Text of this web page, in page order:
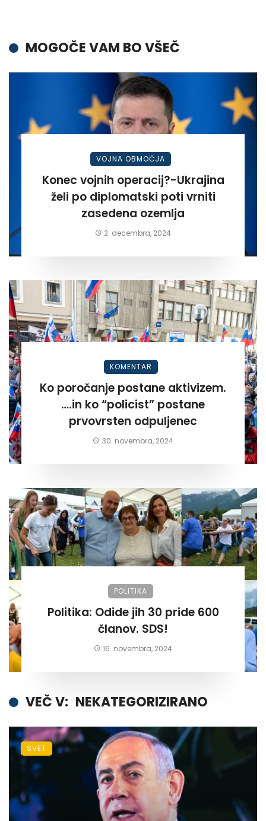
MOGOČE VAM BO VŠEČ
VOJNA OBMOČJA
Konec vojnih operacij?-Ukrajina
želi po diplomatski poti vrniti
zasedena ozemlja
2. decembra, 2024
KOMENTAR
Ko poročanje postane aktivizem.
….in ko “policist” postane
prvovrsten odpuljenec
30. novembra, 2024
POLITIKA
Politika: Odide jih 30 pride 600
članov. SDS!
16. novembra, 2024
VEČ V: NEKATEGORIZIRANO
SVET